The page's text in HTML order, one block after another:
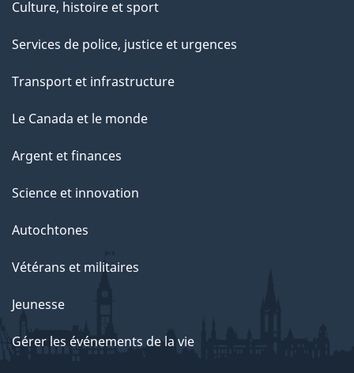
Culture, histoire et sport
Services de police, justice et urgences
Transport et infrastructure
Le Canada et le monde
Argent et finances
Science et innovation
Autochtones
Vétérans et militaires
Jeunesse
Gérer les événements de la vie